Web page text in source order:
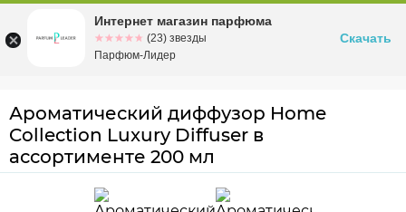
Омскул. Заозерная, 11, к. 1
Ароматический диффузор Home
Collection Luxury Diffuser в
ассортименте 200 мл
Интернет магазин парфюма
☆☆☆☆☆
★★★★★ (23) звезды
Парфюм-Лидер
Скачать